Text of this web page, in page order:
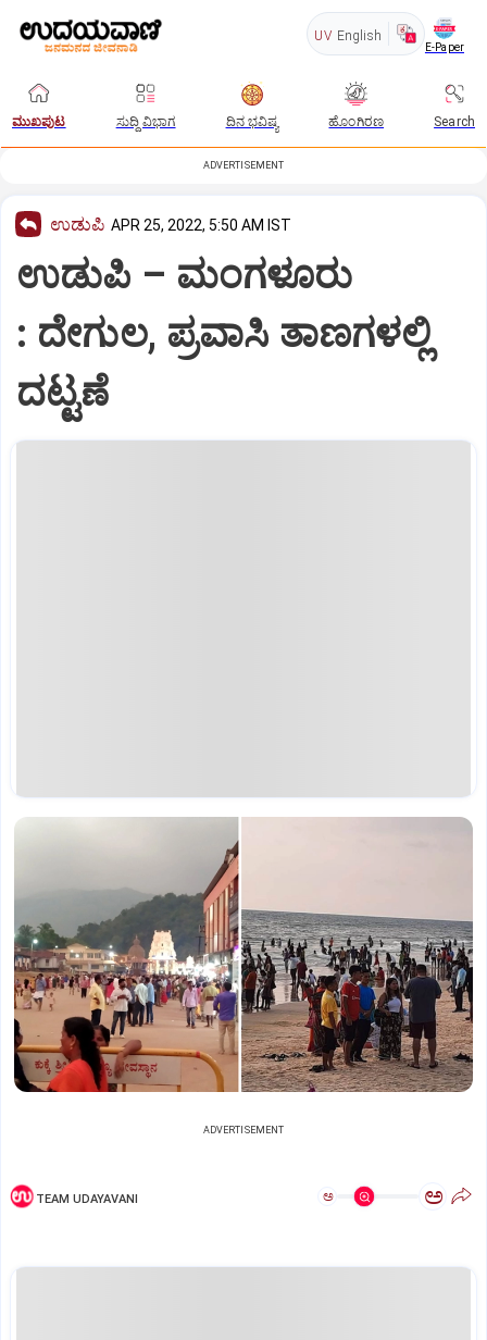
UV English
E-Paper
ಮುಖಪುಟ ಸುದ್ದಿ ವಿಭಾಗ ದಿನ ಭವಿಷ್ಯ ಹೊಂಗಿರಣ Search
ADVERTISEMENT
ಉಡುಪಿ APR 25, 2022, 5:50 AM IST
ಉಡುಪಿ – ಮಂಗಳೂರು
: ದೇಗುಲ, ಪ್ರವಾಸಿ ತಾಣಗಳಲ್ಲಿ
ದಟ್ಟಣೆ
ADVERTISEMENT
TEAM UDAYAVANI ಅ ಅ